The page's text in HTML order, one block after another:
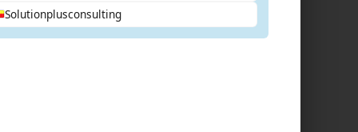
Solutionplusconsulting